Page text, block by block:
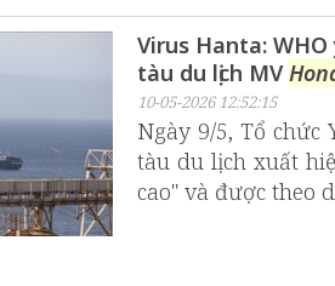
Virus Hanta:
tàu du lịch MV
10-05-2026 12:52:15
Ngày 9/5, Tổ
tàu du lịch xuất
cao" và được theo